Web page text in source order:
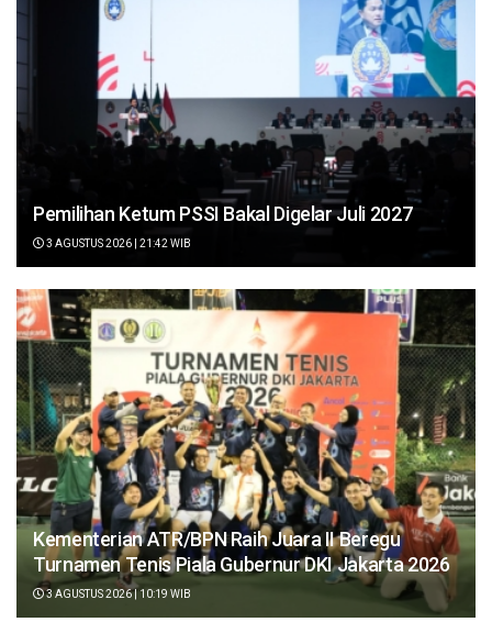
Pemilihan Ketum PSSI Bakal Digelar Juli 2027
3 AGUSTUS 2026 | 21:42 WIB
Kementerian ATR/BPN Raih Juara II Beregu
Turnamen Tenis Piala Gubernur DKI Jakarta 2026
3 AGUSTUS 2026 | 10:19 WIB